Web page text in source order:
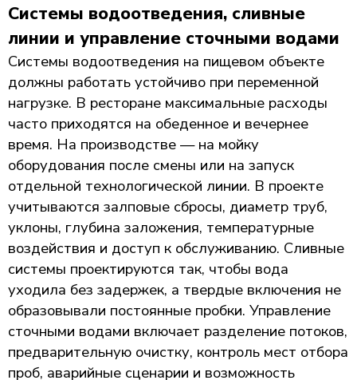
Системы водоотведения, сливные
линии и управление сточными водами
Системы водоотведения на пищевом объекте
должны работать устойчиво при переменной
нагрузке. В ресторане максимальные расходы
часто приходятся на обеденное и вечернее
время. На производстве — на мойку
оборудования после смены или на запуск
отдельной технологической линии. В проекте
учитываются залповые сбросы, диаметр труб,
уклоны, глубина заложения, температурные
воздействия и доступ к обслуживанию. Сливные
системы проектируются так, чтобы вода
уходила без задержек, а твердые включения не
образовывали постоянные пробки. Управление
сточными водами включает разделение потоков,
предварительную очистку, контроль мест отбора
проб, аварийные сценарии и возможность